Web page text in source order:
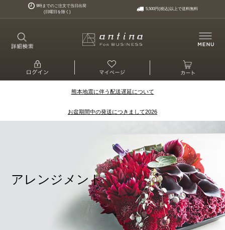
9時までのご注文で当日出荷
(日曜日を除く)
5,500円(税込)以上で送料無料
熊本地震に伴う配送遅延について
お盆期間中の発送につきまして2026
アレンジメント